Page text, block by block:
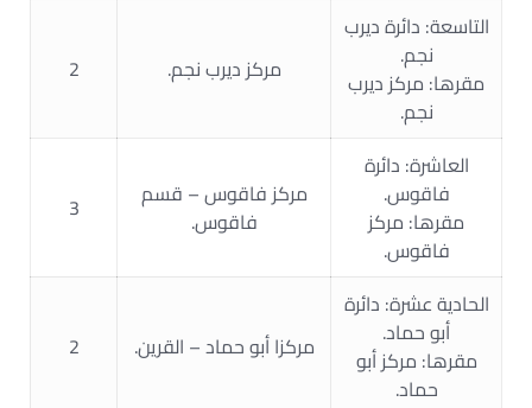
التاسعة: دائرة ديرب
نجم.
مقرها: مركز ديرب
نجم.
مركز ديرب نجم. 2
العاشرة: دائرة
فاقوس.
مقرها: مركز
فاقوس.
مركز فاقوس – قسم
فاقوس.
3
الحادية عشرة: دائرة
أبو حماد.
مقرها: مركز أبو
حماد.
مركزا أبو حماد – القرين. 2